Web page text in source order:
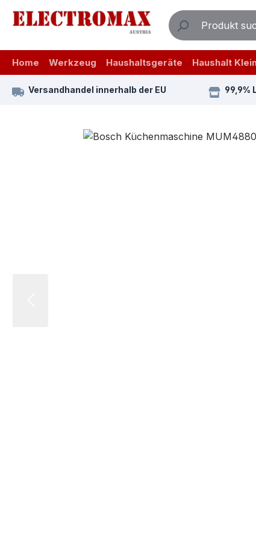
Hauptinhalt springen
Zur Suche springen
Zur Hauptnavigation springen
Home Werkzeug Haushaltsgeräte Haushalt
Versandhandel innerhalb der EU 99,9%
Bildergalerie überspringen